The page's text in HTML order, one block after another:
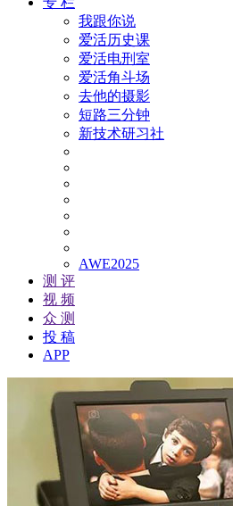
我跟你说
爱活历史课
爱活电刑室
爱活角斗场
去他的摄影
短路三分钟
新技术研习社
AWE2025
测 评
视 频
众 测
投 稿
APP